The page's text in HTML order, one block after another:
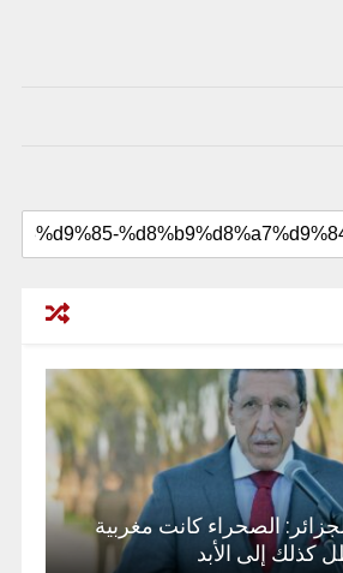
الصحراء كانت مغربية
كذلك إلى الأبد